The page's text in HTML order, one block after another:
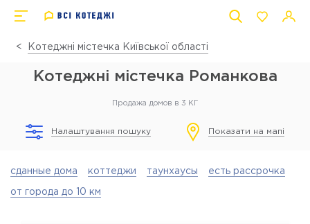
Котеджні містечка Київської області
Котеджні містечка Романкова
Продажа домов в 3 КГ
Налаштування пошуку Показати на мапі
сданные дома коттеджи таунхаусы есть рассрочка
от города до 10 км